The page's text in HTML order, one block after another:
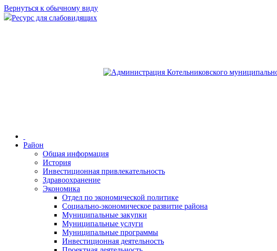
Вернуться к обычному виду
Ресурс для слабовидящих
Район
Общая информация
История
Инвестиционная привлекательность
Здравоохранение
Экономика
Отдел по экономической политике
Социально-экономическое развитие района
Муниципальные закупки
Муниципальные услуги
Муниципальные программы
Инвестиционная деятельность